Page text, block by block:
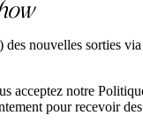
des nouvelles sorties
acceptez notre
pour recevoir